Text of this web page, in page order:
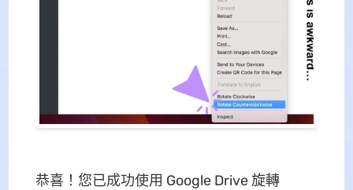
恭喜！您已成功使用 Google Drive 旋轉